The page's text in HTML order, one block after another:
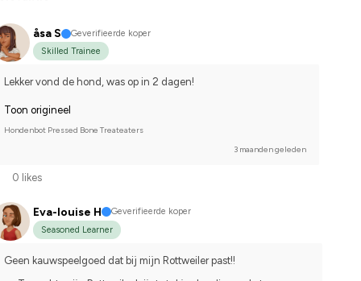
åsa S
Geverifieerde koper
Skilled Trainee
Lekker vond de hond, was op in 2 dagen!
Toon origineel
Hondenbot Pressed Bone Treateaters
3 maanden geleden
0 likes
Eva-louise H
Geverifieerde koper
Seasoned Learner
Geen kauwspeelgoed dat bij mijn Rottweiler past!!